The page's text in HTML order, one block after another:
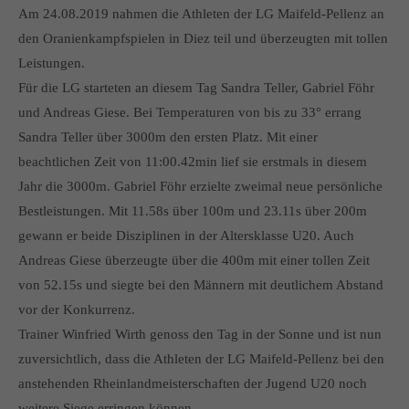
info@yourdomain.com
About us
Lorem ipsum dolor sit amet, consectetuer adipiscing elit.
Aenean commodo ligula eget dolor. Aenean massa. Cum
sociis natoque penatibus et magnis dis parturient montes,
nascetur ridiculus mus. Donec quam felis, ultricies nec.
Am 24.08.2019 nahmen die Athleten der LG Maifeld-Pellenz an
den Oranienkampfspielen in Diez teil und überzeugten mit tollen
Leistungen.
Für die LG starteten an diesem Tag Sandra Teller, Gabriel Föhr
und Andreas Giese. Bei Temperaturen von bis zu 33° errang
Sandra Teller über 3000m den ersten Platz. Mit einer
beachtlichen Zeit von 11:00.42min lief sie erstmals in diesem
Jahr die 3000m. Gabriel Föhr erzielte zweimal neue persönliche
Bestleistungen. Mit 11.58s über 100m und 23.11s über 200m
gewann er beide Disziplinen in der Altersklasse U20. Auch
Andreas Giese überzeugte über die 400m mit einer tollen Zeit
von 52.15s und siegte bei den Männern mit deutlichem Abstand
vor der Konkurrenz.
Trainer Winfried Wirth genoss den Tag in der Sonne und ist nun
zuversichtlich, dass die Athleten der LG Maifeld-Pellenz bei den
anstehenden Rheinlandmeisterschaften der Jugend U20 noch